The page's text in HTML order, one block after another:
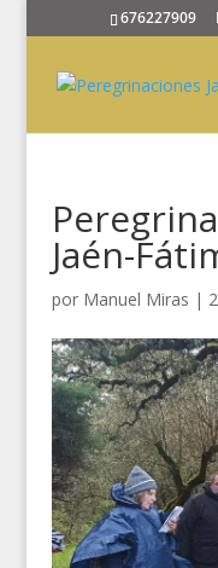
676227909
Jaén-
por Manuel Miras |